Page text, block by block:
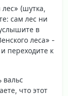
(шутка,
сам лес ни
в
леса» -
переходите к
вальс
что этот